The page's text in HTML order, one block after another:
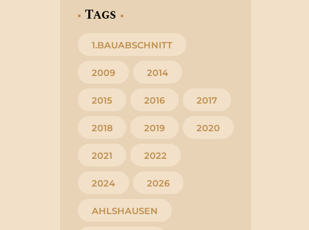
Tags
1.BAUABSCHNITT
2009 2014
2015 2016 2017
2018 2019 2020
2021 2022
2024 2026
AHLSHAUSEN